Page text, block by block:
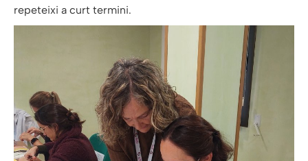
repeteixi a curt termini.